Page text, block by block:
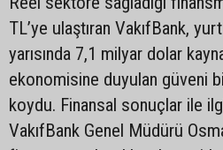
TL’ye ulaştıran VakıfBank, yurt
yarısında 7,1 milyar dolar
ekonomisine duyulan güveni
koydu. Finansal sonuçlar ile
VakıfBank Genel Müdürü